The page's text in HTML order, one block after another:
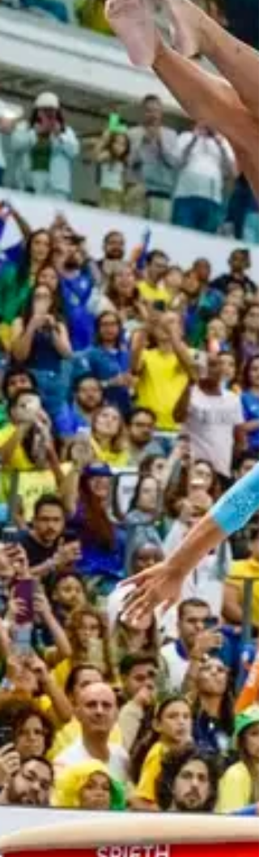
aproximar pessoas e transmitir emoções em
tempo real. Poucas experiências traduzem isso
tão bem quanto a narração esportiva. Com essa
proposta, o bar Coisas d